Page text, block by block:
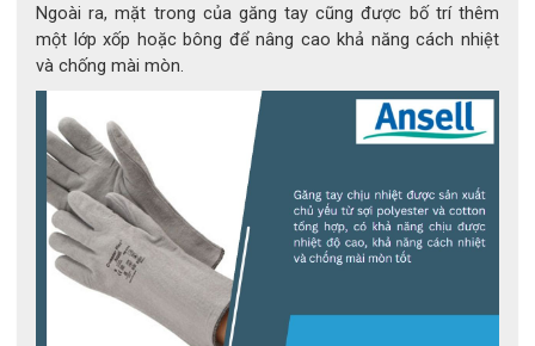
ĐỊA CHỈ MUA GĂNG TAY CÁCH ĐIỆN
ANSELL 500V ACTIVARMR 14"
CLASS 00
ECO3D SAFETY là địa chỉ tin cậy chuyên cung cấp các
sản phẩm bảo hộ lao động chính hãng, trong đó có tấm
kính cách điện. Sản phẩm nhập khẩu từ Italia, đảm bảo
chất lượng và độ bền cao. ECO3D cam kết cung cấp sản
phẩm chính hãng với dịch vụ chăm sóc khách hàng chu
Ngoài ra, mặt trong của găng tay cũng được bố trí thêm
một lớp xốp hoặc bông để nâng cao khả năng cách nhiệt
và chống mài mòn.